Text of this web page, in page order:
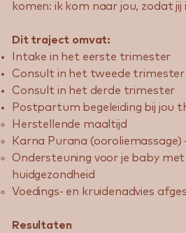
komen: ik kom naar jou, zodat
Dit traject omvat:
Intake in het eerste trimester
Consult in het tweede trimester
Consult in het derde trimester
Postpartum begeleiding bij jou
Herstellende maaltijd
Karna Purana
Ondersteuning voor je baby
huidgezondheid
Voedings- en kruidenadvies
Resultaten